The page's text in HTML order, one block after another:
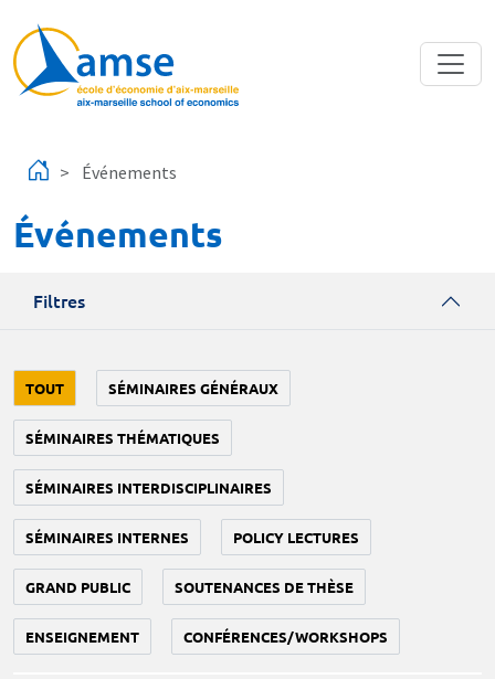
Événements
Événements
Filtres
TOUT SÉMINAIRES GÉNÉRAUX
SÉMINAIRES THÉMATIQUES
SÉMINAIRES INTERDISCIPLINAIRES
SÉMINAIRES INTERNES POLICY LECTURES
GRAND PUBLIC SOUTENANCES DE THÈSE
ENSEIGNEMENT CONFÉRENCES/WORKSHOPS